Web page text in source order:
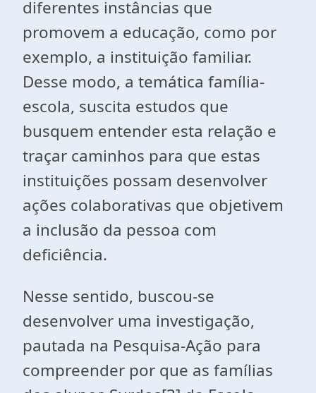
diferentes instâncias que
promovem a educação, como por
exemplo, a instituição familiar.
Desse modo, a temática família-
escola, suscita estudos que
busquem entender esta relação e
traçar caminhos para que estas
instituições possam desenvolver
ações colaborativas que objetivem
a inclusão da pessoa com
deficiência.
Nesse sentido, buscou-se
desenvolver uma investigação,
pautada na Pesquisa-Ação para
compreender por que as famílias